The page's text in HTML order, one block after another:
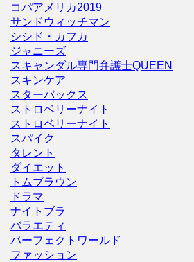
コパアメリカ2019
サンドウィッチマン
シシド・カフカ
ジャニーズ
スキャンダル専門弁護士QUEEN
スキンケア
スターバックス
ストロベリーナイト
ストロベリーナイト
スパイク
タレント
ダイエット
トムブラウン
ドラマ
ナイトブラ
バラエティ
パーフェクトワールド
ファッション